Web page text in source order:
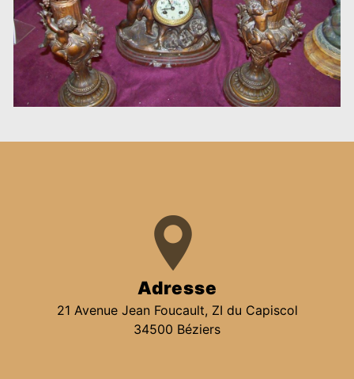
Adresse
21 Avenue Jean Foucault, ZI du Capiscol
34500 Béziers